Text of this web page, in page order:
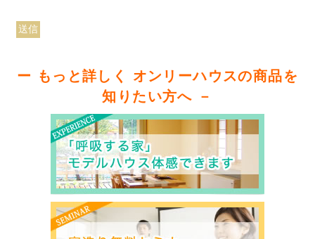
ー もっと詳しく オンリーハウスの商品を
知りたい方へ －